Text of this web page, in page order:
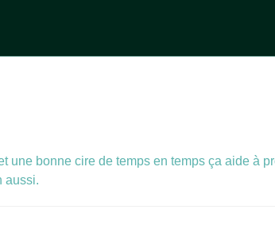
une bonne cire de temps en temps ça aide à
aussi.